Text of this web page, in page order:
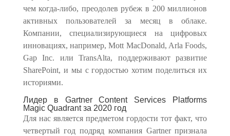
чем когда-либо, преодолев рубеж в 200 миллионов
активных пользователей за месяц в облаке.
Компании, специализирующиеся на цифровых
инновациях, например, Mott MacDonald, Arla Foods,
Gap Inc. или TransAlta, поддерживают развитие
SharePoint, и мы с гордостью хотим поделиться их
историями.
Лидер в Gartner Content Services Platforms
Magic Quadrant за 2020 год
Для нас является предметом гордости тот факт, что
четвертый год подряд компания Gartner признала